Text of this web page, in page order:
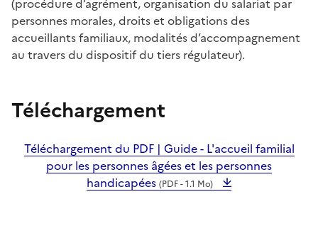
(procédure d’agrément, organisation du salariat par
personnes morales, droits et obligations des
accueillants familiaux, modalités d’accompagnement
au travers du dispositif du tiers régulateur).
Téléchargement
Téléchargement du PDF | Guide - L'accueil familial
pour les personnes âgées et les personnes
handicapées (PDF - 1.1 Mo)